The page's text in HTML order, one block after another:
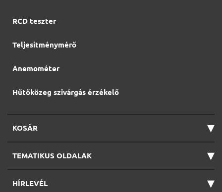
RCD teszter
Teljesítménymérő
Anemométer
Hűtőközeg szivárgás érzékelő
KOSÁR ▾
TEMATIKUS OLDALAK ▾
HÍRLEVÉL ▾